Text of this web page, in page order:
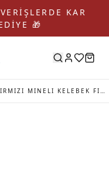
KAR
🎁
MONARCH BUTTERFLY KIRMIZI MINELI KELEBEK FIGÜRLÜ BEYAZ TAŞLI HALKA SALLANTI